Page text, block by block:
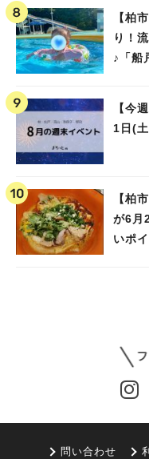
【柏
り！
♪「船
【今
1日(
【柏
が6月
いポ
問い合わせ